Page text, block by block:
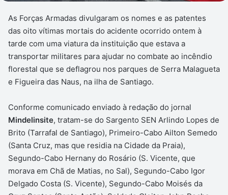
As Forças Armadas divulgaram os nomes e as patentes
das oito vítimas mortais do acidente ocorrido ontem à
tarde com uma viatura da instituição que estava a
transportar militares para ajudar no combate ao incêndio
florestal que se deflagrou nos parques de Serra Malagueta
e Figueira das Naus, na ilha de Santiago.
Conforme comunicado enviado à redação do jornal
Mindelinsite, tratam-se do Sargento SEN Arlindo Lopes de
Brito (Tarrafal de Santiago), Primeiro-Cabo Ailton Semedo
(Santa Cruz, mas que residia na Cidade da Praia),
Segundo-Cabo Hernany do Rosário (S. Vicente, que
morava em Chã de Matias, no Sal), Segundo-Cabo Igor
Delgado Costa (S. Vicente), Segundo-Cabo Moisés da